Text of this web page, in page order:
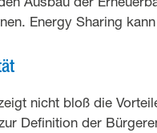
Energy Sharing
nicht bloß die
Definition der